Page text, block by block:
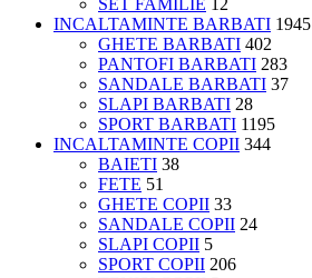
INCALTAMINTE BARBATI 1945
GHETE BARBATI 402
PANTOFI BARBATI 283
SANDALE BARBATI 37
SLAPI BARBATI 28
SPORT BARBATI 1195
INCALTAMINTE COPII 344
BAIETI 38
FETE 51
GHETE COPII 33
SANDALE COPII 24
SLAPI COPII 5
SPORT COPII 206